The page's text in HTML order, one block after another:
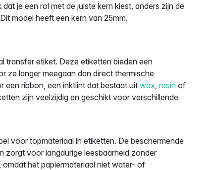
dat je een rol met de juiste kern kiest, anders zijn de
model heeft een kern van 25mm.
transfer etiket. Deze etiketten bieden een
ze langer meegaan dan direct thermische
een ribbon, een inktlint dat bestaat uit wax resin of
zijn veelzijdig en geschikt voor verschillende
voor topmateriaal in etiketten. De beschermende
zorgt voor langdurige leesbaarheid zonder
het papiermateriaal niet water- of